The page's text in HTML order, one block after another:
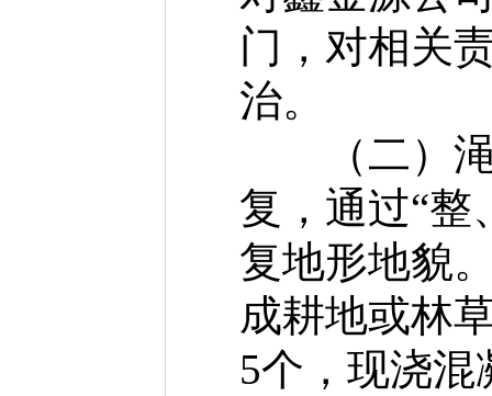
门，对相关
治。
（二）渑
复，通过“整
复地形地貌
成耕地或林
5个，现浇混